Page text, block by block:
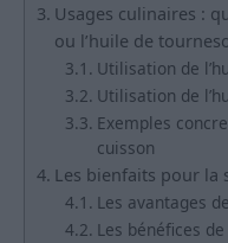
Usages culinaires :
ou l’huile de
Utilisation de
Utilisation de
Exemples
cuisson
Les bienfaits pour la
Les avantages
Les bénéfices